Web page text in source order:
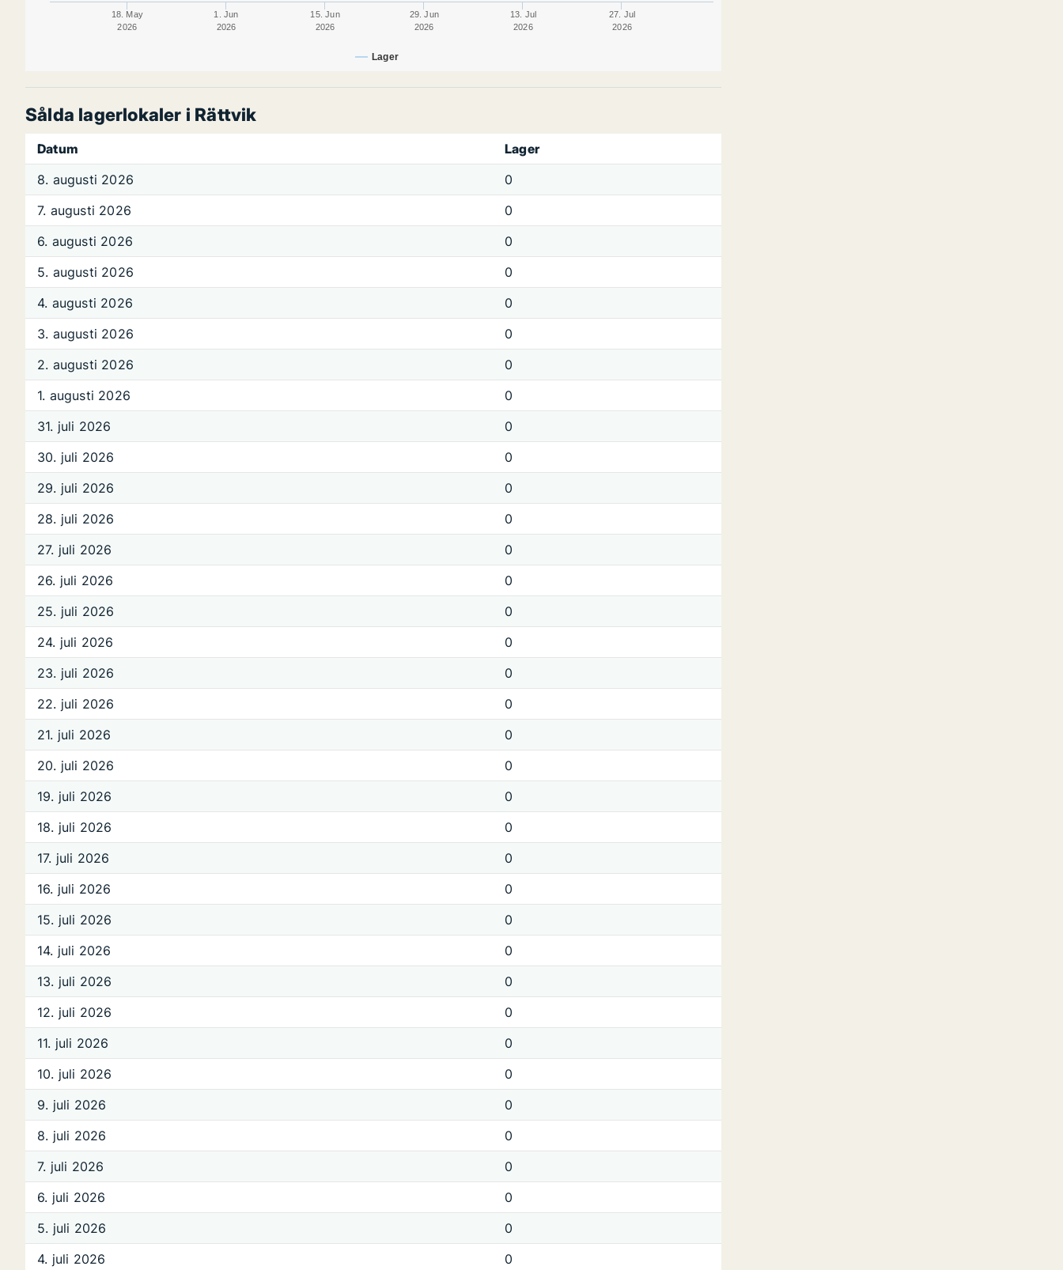
Lager
18. May
2026
1. Jun
2026
15. Jun
2026
29. Jun
2026
13. Jul
2026
27. Jul
2026
Sålda lagerlokaler i Rättvik
Datum
Lager
8. augusti 2026
0
7. augusti 2026
0
6. augusti 2026
0
5. augusti 2026
0
4. augusti 2026
0
3. augusti 2026
0
2. augusti 2026
0
1. augusti 2026
0
31. juli 2026
0
30. juli 2026
0
29. juli 2026
0
28. juli 2026
0
27. juli 2026
0
26. juli 2026
0
25. juli 2026
0
24. juli 2026
0
23. juli 2026
0
22. juli 2026
0
21. juli 2026
0
20. juli 2026
0
19. juli 2026
0
18. juli 2026
0
17. juli 2026
0
16. juli 2026
0
15. juli 2026
0
14. juli 2026
0
13. juli 2026
0
12. juli 2026
0
11. juli 2026
0
10. juli 2026
0
9. juli 2026
0
8. juli 2026
0
7. juli 2026
0
6. juli 2026
0
5. juli 2026
0
4. juli 2026
0